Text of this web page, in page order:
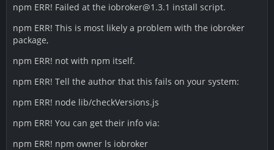
npm ERR! Failed at the iobroker@1.3.1 install script.
npm ERR! This is most likely a problem with the iobroker
package,
npm ERR! not with npm itself.
npm ERR! Tell the author that this fails on your system:
npm ERR! node lib/checkVersions.js
npm ERR! You can get their info via:
npm ERR! npm owner ls iobroker